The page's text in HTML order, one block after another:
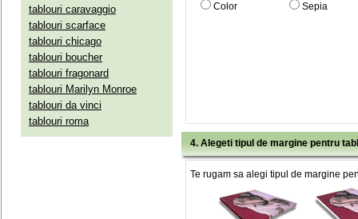
tablouri caravaggio
tablouri scarface
tablouri chicago
tablouri boucher
tablouri fragonard
tablouri Marilyn Monroe
tablouri da vinci
tablouri roma
Color Sepia
4. Alegeti tipul de margine pentru
Te rugam sa alegi tipul de margine